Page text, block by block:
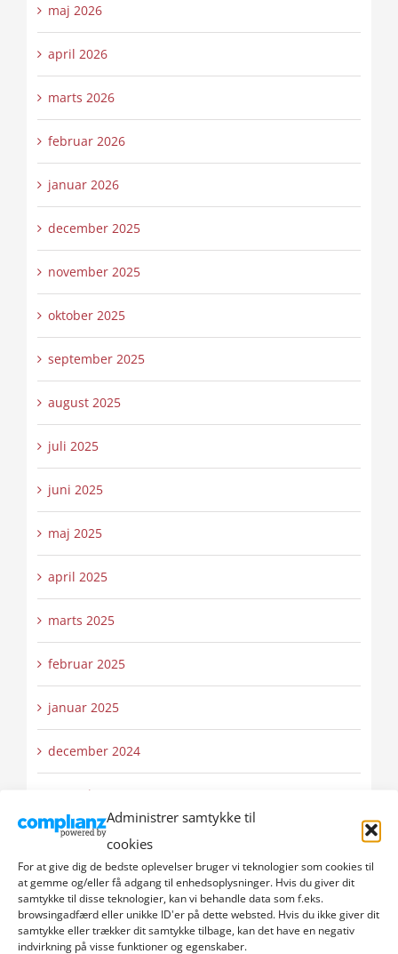
Administrer samtykke til
cookies
For at give dig de bedste oplevelser bruger vi teknologier som cookies til
at gemme og/eller få adgang til enhedsoplysninger. Hvis du giver dit
samtykke til disse teknologier, kan vi behandle data som f.eks.
browsingadfærd eller unikke ID'er på dette websted. Hvis du ikke giver dit
samtykke eller trækker dit samtykke tilbage, kan det have en negativ
indvirkning på visse funktioner og egenskaber.
maj 2026
april 2026
marts 2026
februar 2026
januar 2026
december 2025
november 2025
oktober 2025
september 2025
august 2025
juli 2025
juni 2025
maj 2025
april 2025
marts 2025
februar 2025
januar 2025
december 2024
november 2024
oktober 2024
september 2024
august 2024